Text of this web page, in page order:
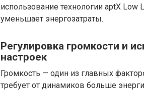
использование технологии aptX Low
уменьшает энергозатраты.
Регулировка громкости и
настроек
Громкость — один из главных
требует от динамиков больше